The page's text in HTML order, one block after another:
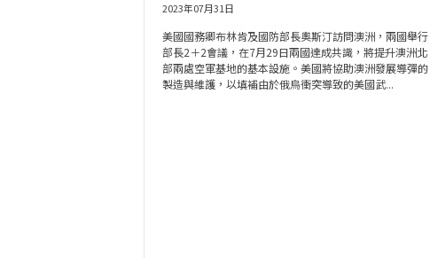
2023年07月31日
美國國務卿布林肯及國防部長奧斯汀訪問澳洲，兩國舉行
部長2＋2會議，在7月29日兩國達成共識，將提升澳洲北
部兩處空軍基地的基本設施。美國將協助澳洲發展導彈的
製造與維護，以填補由於俄烏衝突導致的美國武...